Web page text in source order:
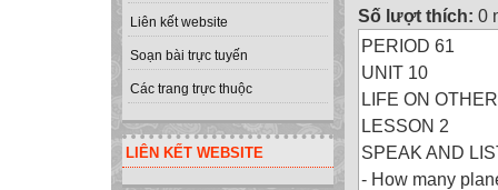
Liên kết website
Soạn bài trực tuyến
Các trang trực thuộc
LIÊN KẾT WEBSITE
Số lượt thích: 0
PERIOD 61
UNIT 10
LIFE ON
LESSON 2
SPEAK AND
- How many